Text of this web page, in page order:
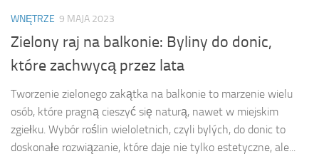
WNĘTRZE 9 MAJA 2023
Zielony raj na balkonie: Byliny do donic,
które zachwycą przez lata
Tworzenie zielonego zakątka na balkonie to marzenie wielu
osób, które pragną cieszyć się naturą, nawet w miejskim
zgiełku. Wybór roślin wieloletnich, czyli bylých, do donic to
doskonałe rozwiązanie, które daje nie tylko estetyczne, ale...